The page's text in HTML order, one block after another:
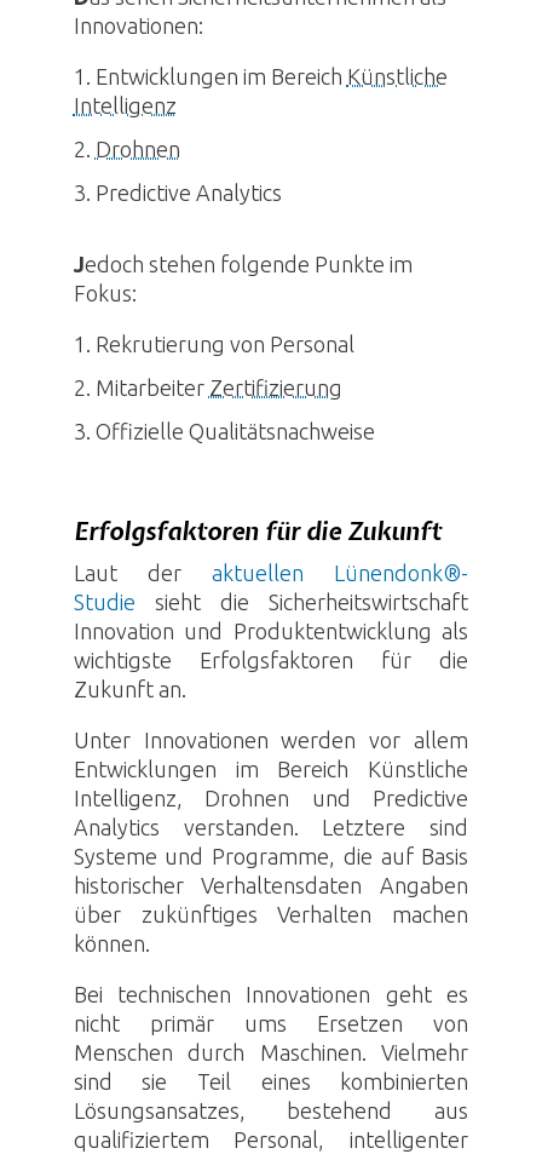
Innovationen:
Entwicklungen im Bereich Künstliche
Intelligenz
Drohnen
Predictive Analytics
Jedoch stehen folgende Punkte im
Fokus:
Rekrutierung von Personal
Mitarbeiter Zertifizierung
Offizielle Qualitätsnachweise
Erfolgsfaktoren für die Zukunft
Laut der
aktuellen Lünendonk®-
Studie
sieht die Sicherheitswirtschaft
Innovation und Produktentwicklung als
wichtigste Erfolgsfaktoren für die
Zukunft an.
Unter Innovationen werden vor allem
Entwicklungen im Bereich Künstliche
Intelligenz
Drohnen und Predictive
Analytics verstanden. Letztere sind
Systeme und Programme, die auf Basis
historischer Verhaltensdaten Angaben
über zukünftiges Verhalten machen
können.
Bei technischen Innovationen geht es
nicht primär ums Ersetzen von
Menschen durch Maschinen. Vielmehr
sind sie Teil eines kombinierten
Lösungsansatzes, bestehend aus
qualifiziertem Personal, intelligenter